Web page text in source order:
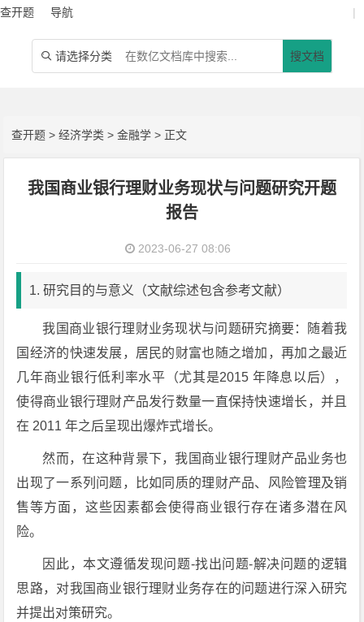
查开题 导航 |
 请选择分类 搜文档
查开题 >经济学类 >金融学 > 正文
我国商业银行理财业务现状与问题研究开题
报告
2023-06-27 08:06
1. 研究目的与意义（文献综述包含参考文献）
我国商业银行理财业务现状与问题研究摘要：随着我
国经济的快速发展，居民的财富也随之增加，再加之最近
几年商业银行低利率水平（尤其是2015 年降息以后），
使得商业银行理财产品发行数量一直保持快速增长，并且
在 2011 年之后呈现出爆炸式增长。
然而，在这种背景下，我国商业银行理财产品业务也
出现了一系列问题，比如同质的理财产品、风险管理及销
售等方面，这些因素都会使得商业银行存在诸多潜在风
险。
因此，本文遵循发现问题-找出问题-解决问题的逻辑
思路，对我国商业银行理财业务存在的问题进行深入研究
并提出对策研究。